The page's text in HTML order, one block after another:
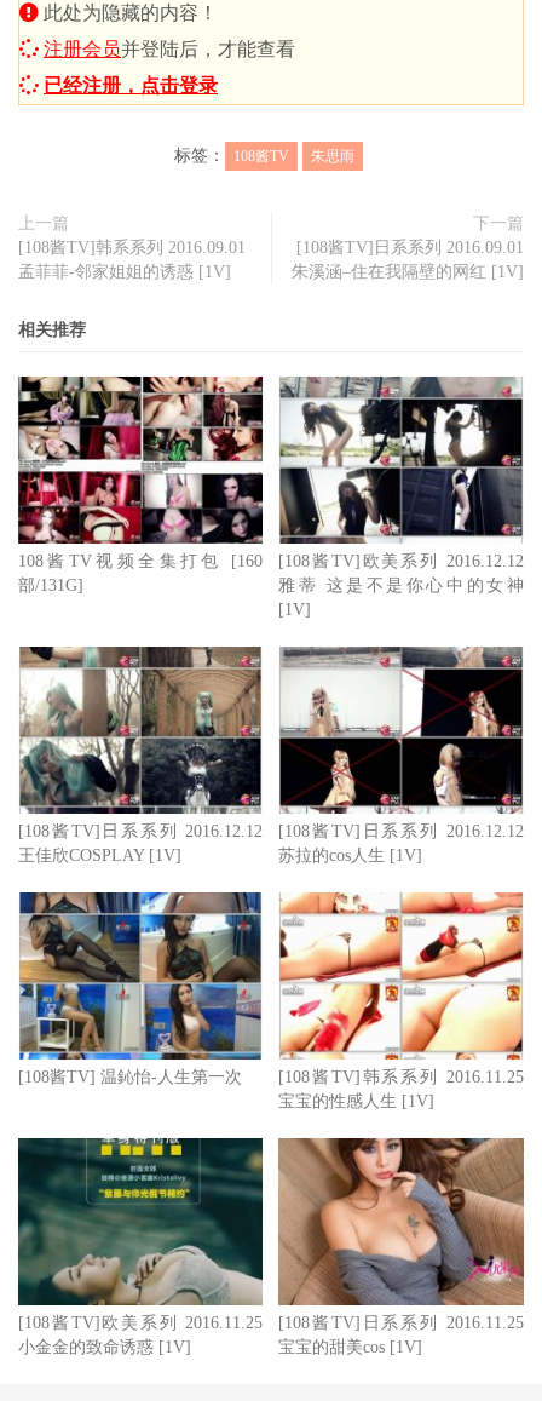
此处为隐藏的内容！
注册会员并登陆后，才能查看
已经注册，点击登录
标签： 108酱TV 朱思雨
上一篇
[108酱TV]韩系系列 2016.09.01
孟菲菲-邻家姐姐的诱惑 [1V]
下一篇
[108酱TV]日系系列 2016.09.01
朱溪涵–住在我隔壁的网红 [1V]
相关推荐
108酱TV视频全集打包 [160
部/131G]
[108酱TV]欧美系列 2016.12.12
雅蒂 这是不是你心中的女神
[1V]
[108酱TV]日系系列 2016.12.12
王佳欣COSPLAY [1V]
[108酱TV]日系系列 2016.12.12
苏拉的cos人生 [1V]
[108酱TV] 温鈊怡-人生第一次
[108酱TV]韩系系列 2016.11.25
宝宝的性感人生 [1V]
[108酱TV]欧美系列 2016.11.25
小金金的致命诱惑 [1V]
[108酱TV]日系系列 2016.11.25
宝宝的甜美cos [1V]